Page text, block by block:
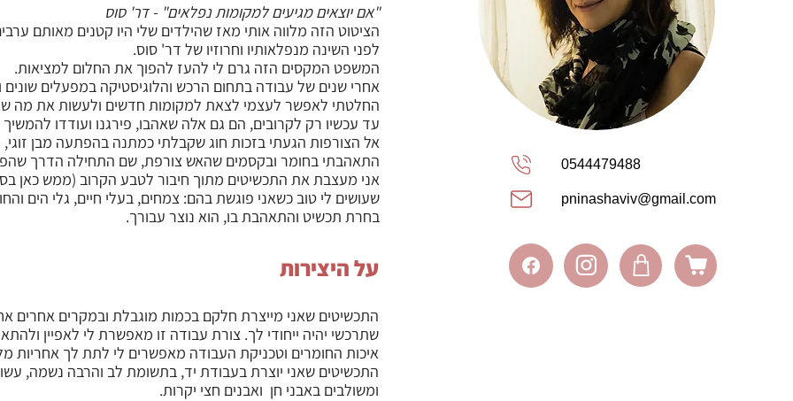
"אם יוצאים מגיעים למקומות נפלאים" - דר' סוס
הציטוט הזה מלווה אותי מאז שהילדים שלי היו קטנים מאותם
לפני השינה מנפלאותיו וחרוזיו של דר' סוס.
המשפט המקסים הזה גרם לי להעז להפוך את החלום למציאות.
אחרי שנים של עבודה בתחום הרכש והלוגיסטיקה במפעלים שונים
החלטתי לאפשר לעצמי לצאת למקומות חדשים ולעשות את מה
עד עכשיו רק לקרובים, הם גם אלה שאהבו, פירגנו ועודדו להמשיך
אל הצורפות הגעתי בזכות חוג שקבלתי כמתנה בהפתעה מבן
התאהבתי בחומר ובקסמים שהאש צורפת, שם התחילה הדרך
אני מעצבת את התכשיטים מתוך חיבור לטבע הקרוב (ממש כאן
שעושים לי טוב כשאני פוגשת בהם: צמחים, בעלי חיים, גלי הים
בחרת תכשיט והתאהבת בו, הוא נוצר עבורך.
על היצירות
התכשיטים שאני מייצרת חלקם בכמות מוגבלת ובמקרים אחרים
שתרכשי יהיה ייחודי לך. צורת עבודה זו מאפשרת לי לאפיין
איכות החומרים וטכניקת העבודה מאפשרים לי לתת לך אחריות
התכשיטים שאני יוצרת בעבודת יד, בתשומת לב והרבה נשמה,
ומשולבים באבני חן ואבנים חצי יקרות.
0544479488
pninashaviv@gmail.com